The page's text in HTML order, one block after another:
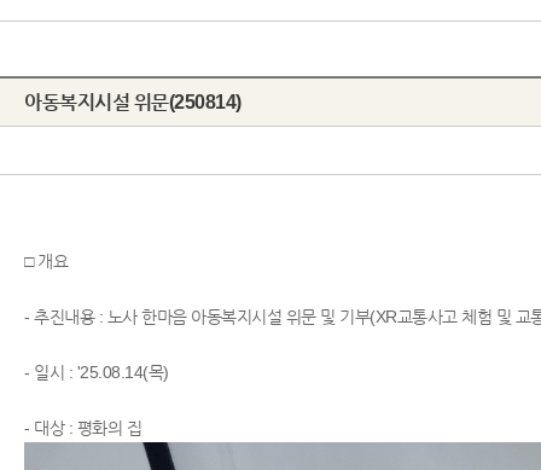
아동복지시설 위문(250814)
□ 개요
- 추진내용 : 노사 한마음 아동복지시설 위문 및 기부(XR교통사고 체험 및 교
- 일시 : '25.08.14(목)
​- 대상 : 평화의 집